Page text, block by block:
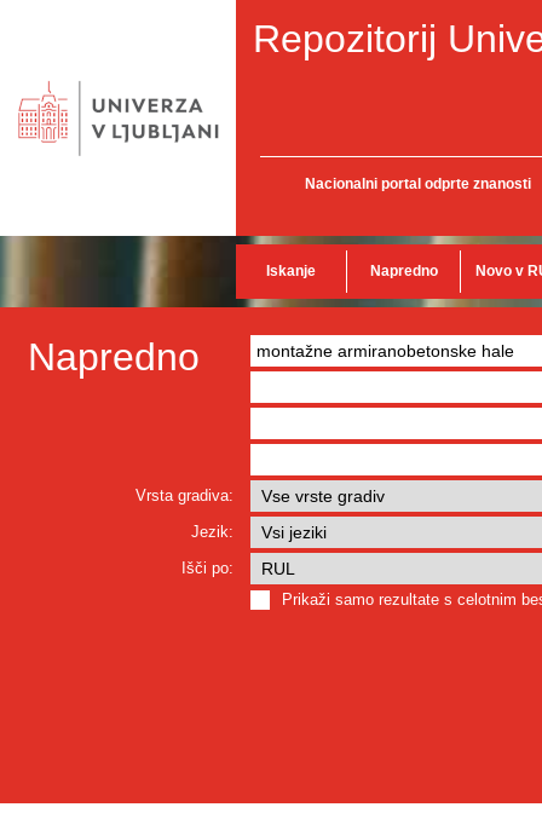
Repozitorij
Nacionalni portal odprte znanosti
Iskanje Napredno Novo v
Napredno
Vrsta gradiva:
Jezik:
Išči po:
Prikaži samo rezultate s celotnim